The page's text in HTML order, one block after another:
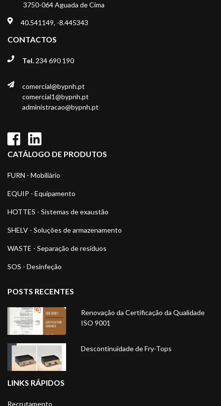
3750-064 Aguada de Cima
40.541149, -8.445343
CONTACTOS
Tel. 234 690 190
comercial@bypnh.pt
comercial1@bypnh.pt
administracao@bypnh.pt
CATÁLOGO DE PRODUTOS
FURN - Mobiliário
EQUIP - Equipamento
HOTTES - Sistemas de exaustão
SHELV - Soluções de armazenamento
WASTE - Separação de resíduos
SOS - Desinfeção
POSTS RECENTES
Renovação da Certificação da Qualidade
ISO 9001
Descontinuidade de Fry-Tops
LINKS RÁPIDOS
Recrutamento